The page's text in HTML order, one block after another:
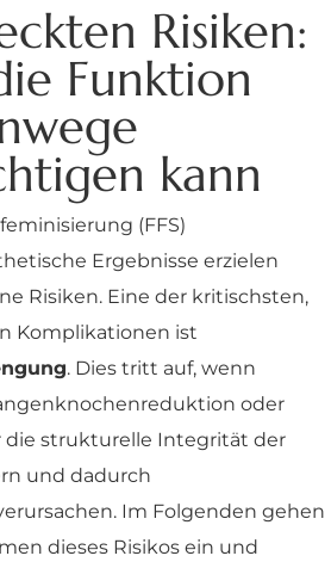
Risiken:
Funktion
kann
(FFS)
Ergebnisse erzielen
Risiken. Eine der kritischsten,
Komplikationen ist
. Dies tritt auf, wenn
oder
die strukturelle Integrität der
und dadurch
Im Folgenden gehen
dieses Risikos ein und